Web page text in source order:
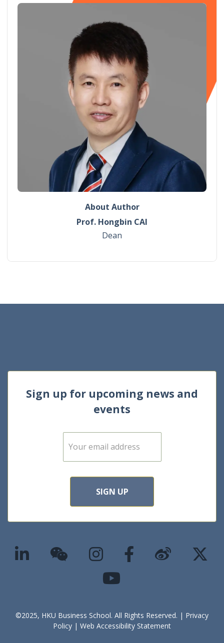
About Author
Prof. Hongbin CAI
Dean
Sign up for upcoming news and
events
E
m
SIGN UP
©2025, HKU Business School. All Rights Reserved. | Privacy
Policy | Web Accessibility Statement